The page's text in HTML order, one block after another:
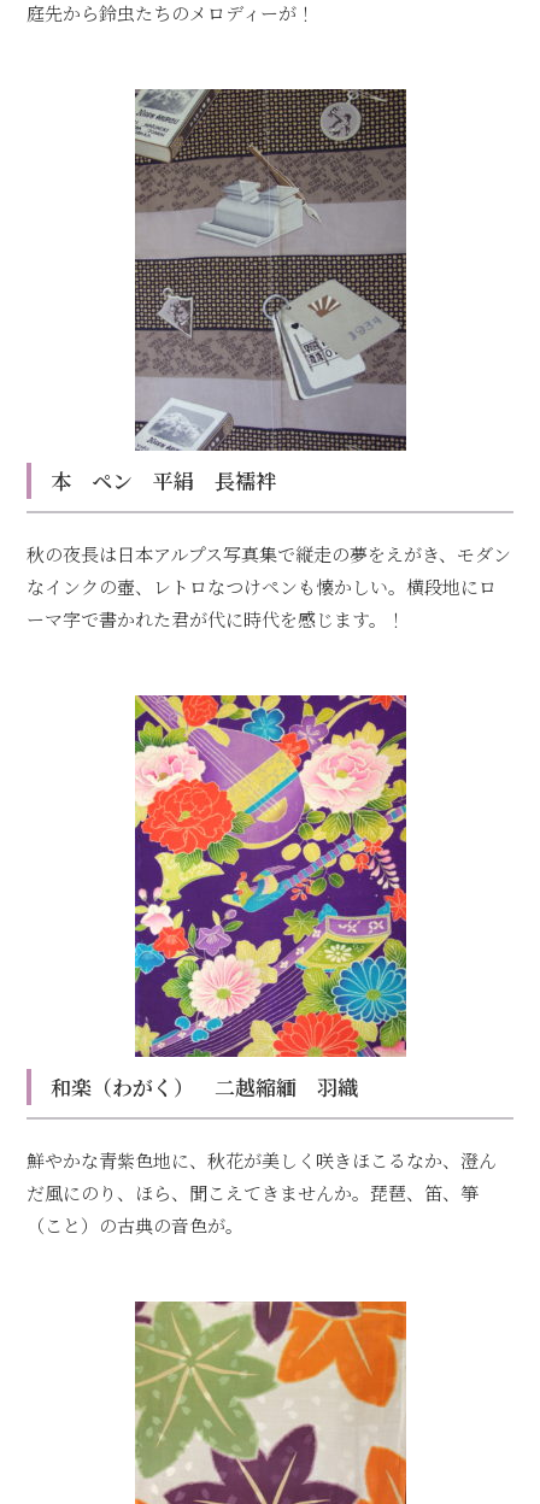
庭先から鈴虫たちのメロディーが！
本 ペン 平絹 長襦袢
秋の夜長は日本アルプス写真集で縦走の夢をえがき、モダン
なインクの壺、レトロなつけペンも懐かしい。横段地にロ
ーマ字で書かれた君が代に時代を感じます。！
和楽（わがく） 二越縮緬 羽織
鮮やかな青紫色地に、秋花が美しく咲きほこるなか、澄ん
だ風にのり、ほら、聞こえてきませんか。琵琶、笛、箏
（こと）の古典の音色が。